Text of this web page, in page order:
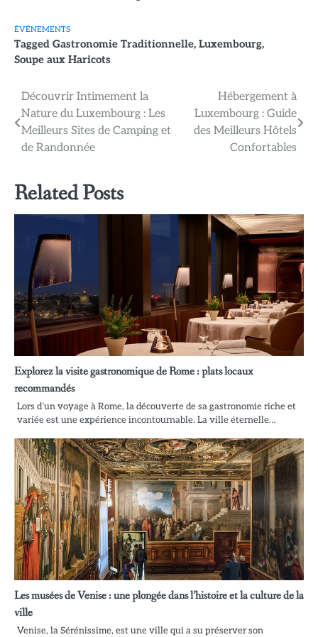
ÉVÉNEMENTS
Tagged Gastronomie Traditionnelle, Luxembourg,
Soupe aux Haricots
Navigation
de
l’article
Découvrir Intimement la
Nature du Luxembourg : Les
Meilleurs Sites de Camping et
de Randonnée
Hébergement à
Luxembourg : Guide
des Meilleurs Hôtels
Confortables
Related Posts
Explorez la visite gastronomique de Rome : plats locaux
recommandés
Lors d’un voyage à Rome, la découverte de sa gastronomie riche et
variée est une expérience incontournable. La ville éternelle…
Les musées de Venise : une plongée dans l’histoire et la culture de la
ville
Venise, la Sérénissime, est une ville qui a su préserver son